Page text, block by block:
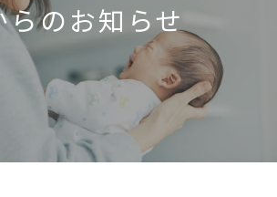
らのお知らせ